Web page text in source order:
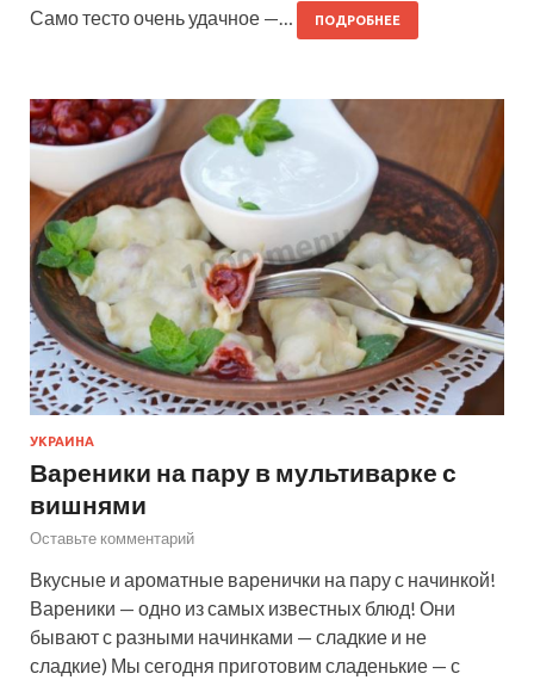
Само тесто очень удачное —…
ПОДРОБНЕЕ
УКРАИНА
Вареники на пару в мультиварке с
вишнями
Оставьте комментарий
Вкусные и ароматные варенички на пару с начинкой!
Вареники — одно из самых известных блюд! Они
бывают с разными начинками — сладкие и не
сладкие) Мы сегодня приготовим сладенькие — с